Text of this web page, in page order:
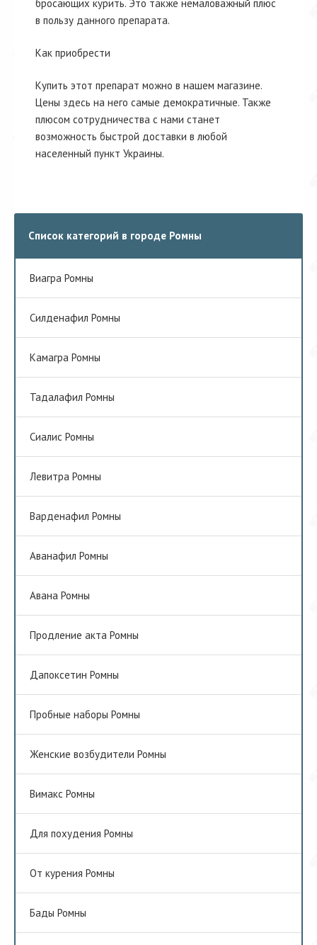
бросающих курить. Это также немаловажный плюс
в пользу данного препарата.
Как приобрести
Купить этот препарат можно в нашем магазине.
Цены здесь на него самые демократичные. Также
плюсом сотрудничества с нами станет
возможность быстрой доставки в любой
населенный пункт Украины.
Список категорий в городе Ромны
Виагра Ромны
Cилденафил Ромны
Камагра Ромны
Тадалафил Ромны
Сиалис Ромны
Левитра Ромны
Варденафил Ромны
Аванафил Ромны
Авана Ромны
Продление акта Ромны
Дапоксетин Ромны
Пробные наборы Ромны
Женские возбудители Ромны
Вимакс Ромны
Для похудения Ромны
От курения Ромны
Бады Ромны